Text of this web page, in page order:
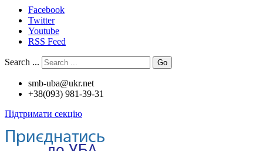
Facebook
Twitter
Youtube
RSS Feed
Search ... Go
smb-uba@ukr.net
+38(093) 981-39-31
Підтримати секцію